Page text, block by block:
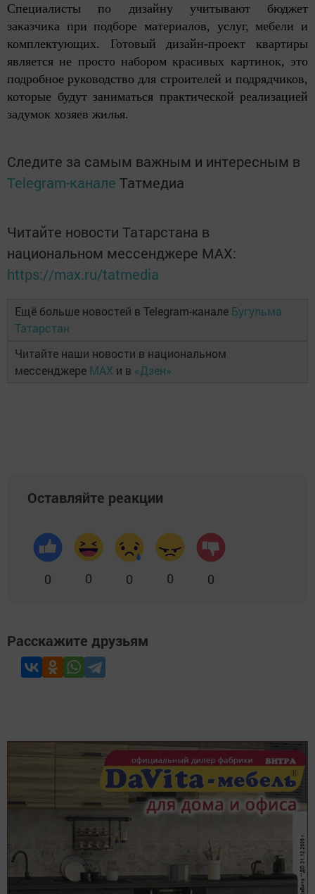
Специалисты по дизайну учитывают бюджет
заказчика при подборе материалов, услуг, мебели и
комплектующих. Готовый дизайн-проект квартиры
является не просто набором красивых картинок, это
подробное руководство для строителей и подрядчиков,
которые будут заниматься практической реализацией
задумок хозяев жилья.
Следите за самым важным и интересным в
Telegram-канале Татмедиа
Читайте новости Татарстана в
национальном мессенджере MАХ:
https://max.ru/tatmedia
Ещё больше новостей в Telegram-канале Бугульма
Татарстан
Читайте наши новости в национальном
мессенджере MAX и в «Дзен»
Оставляйте реакции
0 0 0 0 0
Расскажите друзьям